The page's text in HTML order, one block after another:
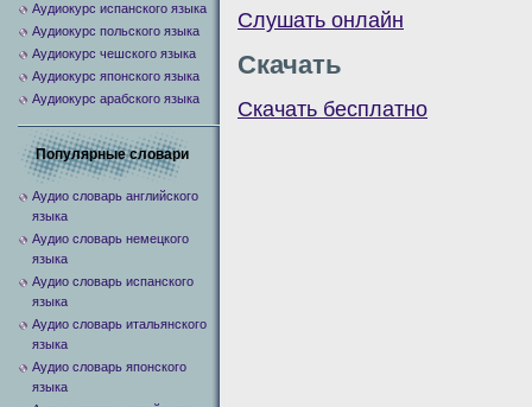
Слушать онлайн
Скачать
Скачать бесплатно
Аудиокурс испанского языка
Аудиокурс польского языка
Аудиокурс чешского языка
Аудиокурс японского языка
Аудиокурс арабского языка
Популярные словари
Аудио словарь английского
языка
Аудио словарь немецкого
языка
Аудио словарь испанского
языка
Аудио словарь итальянского
языка
Аудио словарь японского
языка